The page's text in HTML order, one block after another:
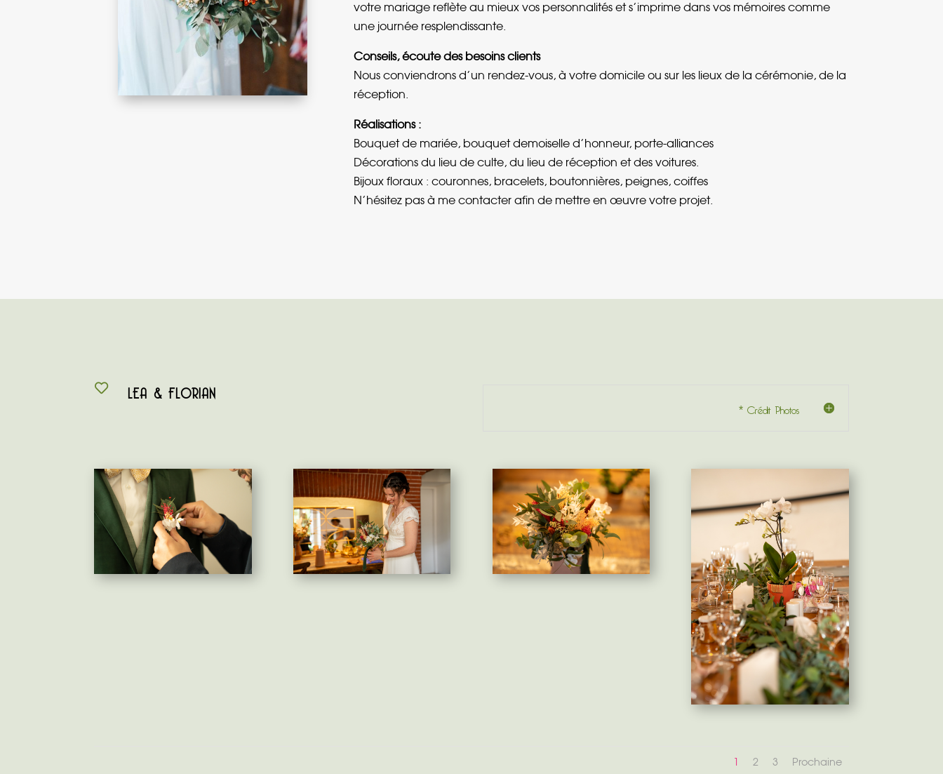
votre mariage reflète au mieux vos personnalités et s’imprime dans vos mémoires comme
une journée resplendissante.
Conseils, écoute des besoins clients
Nous conviendrons d’un rendez-vous, à votre domicile ou sur les lieux de la cérémonie, de la
réception.
Réalisations :
Bouquet de mariée, bouquet demoiselle d’honneur, porte-alliances
Décorations du lieu de culte, du lieu de réception et des voitures.
Bijoux floraux : couronnes, bracelets, boutonnières, peignes, coiffes
N’hésitez pas à me contacter afin de mettre en œuvre votre projet.
 LEA & FLORIAN
* Crédit Photos
2 3 Prochaine